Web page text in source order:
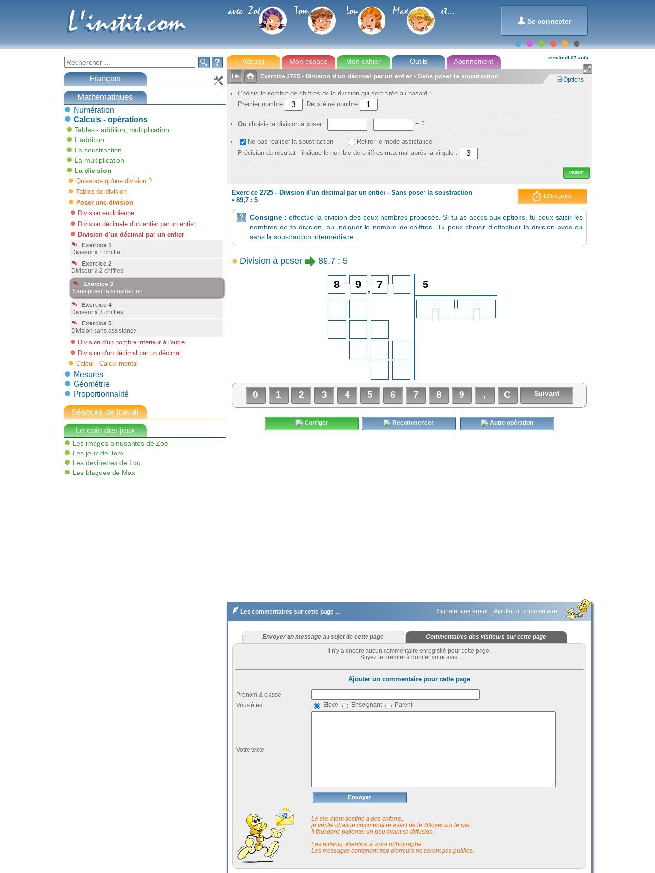
 Se connecter
L'instit.com
L'instit.com avec Zoé Tom Lou Max et...
 

Français
Mathématiques
Numération
Calculs - opérations
Tables - addition, multiplication
L'addition
La soustraction
La multiplication
La division
Qu'est-ce qu'une division ?
Tables de division
Poser une division
Division euclidienne
Division décimale d'un entier par un entier
Division d'un décimal par un entier
Exercice 1
Diviseur à 1 chiffre
Exercice 2
Diviseur à 2 chiffres
Exercice 3
Sans poser la soustraction
Exercice 4
Diviseur à 3 chiffres
Exercice 5
Division sans assistance
Division d'un nombre inférieur à l'autre
Division d'un décimal par un décimal
Calcul - Calcul mental
Mesures
Géométrie
Proportionnalité
Séances de travail
Le coin des jeux
Les images amusantes de Zoé
Les jeux de Tom
Les devinettes de Lou
Les blagues de Max
Accueil Mon espace Mon cahier Outils Abonnement vendredi 07 août

  Exercice 2725- Division d'un décimal par un entier - Sans poser la soustraction Options
Choisis le nombre de chiffres de la division qui sera tirée au hasard :
Premier nombre
Deuxième nombre
Ou choisis la division à poser : : = ?
Ne pas réaliser la soustraction
Retirer le mode assistance
Précision du résultat - indique le nombre de chiffres maximal après la virgule :
Valider
Défi rapidité
Exercice 2725 - Division d'un décimal par un entier - Sans poser la soustraction
• 89,7 : 5
 Consigne :effectue la division des deux nombres proposés. Si tu as accès aux options, tu peux saisir les
nombres de ta division, ou indiquer le nombre de chiffres. Tu peux choisir d'effectuer la division avec ou
sans la soustraction intermédiaire.
Division à poser 89,7 : 5
5
0 1 2 3 4 5 6 7 8 9 , C Suivant
Corriger Recommencer Autre opération
 Les commentaires sur cette page ... Signaler une erreur | Ajouter un commentaire
Envoyer un message au sujet de cette page Commentaires des visiteurs sur cette page
Il n'y a encore aucun commentaire enregistré pour cette page.
Soyez le premier à donner votre avis.
Ajouter un commentaire pour cette page
Prénom & classe
Vous êtes
Eleve Enseignant Parent
Votre texte
Envoyer
Le site étant destiné à des enfants,
je vérifie chaque commentaire avant de le diffuser sur le site.
Il faut donc patienter un peu avant sa diffusion.
Les enfants, attention à votre orthographe !
Les messages contenant trop d'erreurs ne seront pas publiés.